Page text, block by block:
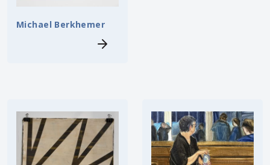
Michael Berkhemer